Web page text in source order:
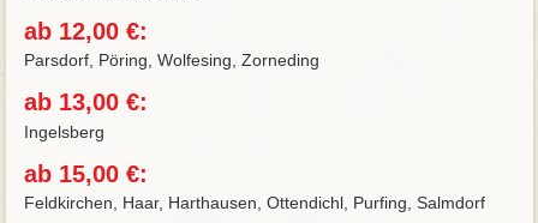
ab 12,00 €:
Parsdorf, Pöring, Wolfesing, Zorneding
ab 13,00 €:
Ingelsberg
ab 15,00 €:
Feldkirchen, Haar, Harthausen, Ottendichl, Purfing, Salmdorf